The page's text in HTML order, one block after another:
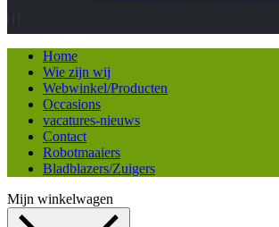
Home
Wie zijn wij
Webwinkel/Producten
Occasions
vacatures-nieuws
Contact
Robotmaaiers
Bladblazers/Zuigers
Mijn winkelwagen